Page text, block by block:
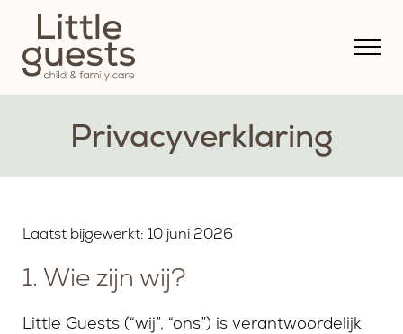
Privacyverklaring
Laatst bijgewerkt: 10 juni 2026
1. Wie zijn wij?
Little Guests (“wij”, “ons”) is verantwoordelijk